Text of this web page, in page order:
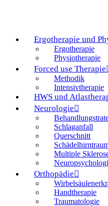
Ergotherapie und
Ergotherapie
Physiotherapie
Forced use Therapie
Methodik
Intensivtherapie
HWS und
Neurologie
Schlaganfall
Querschnitt
Multiple
Orthopädie
Handtherapie
Traumatologie